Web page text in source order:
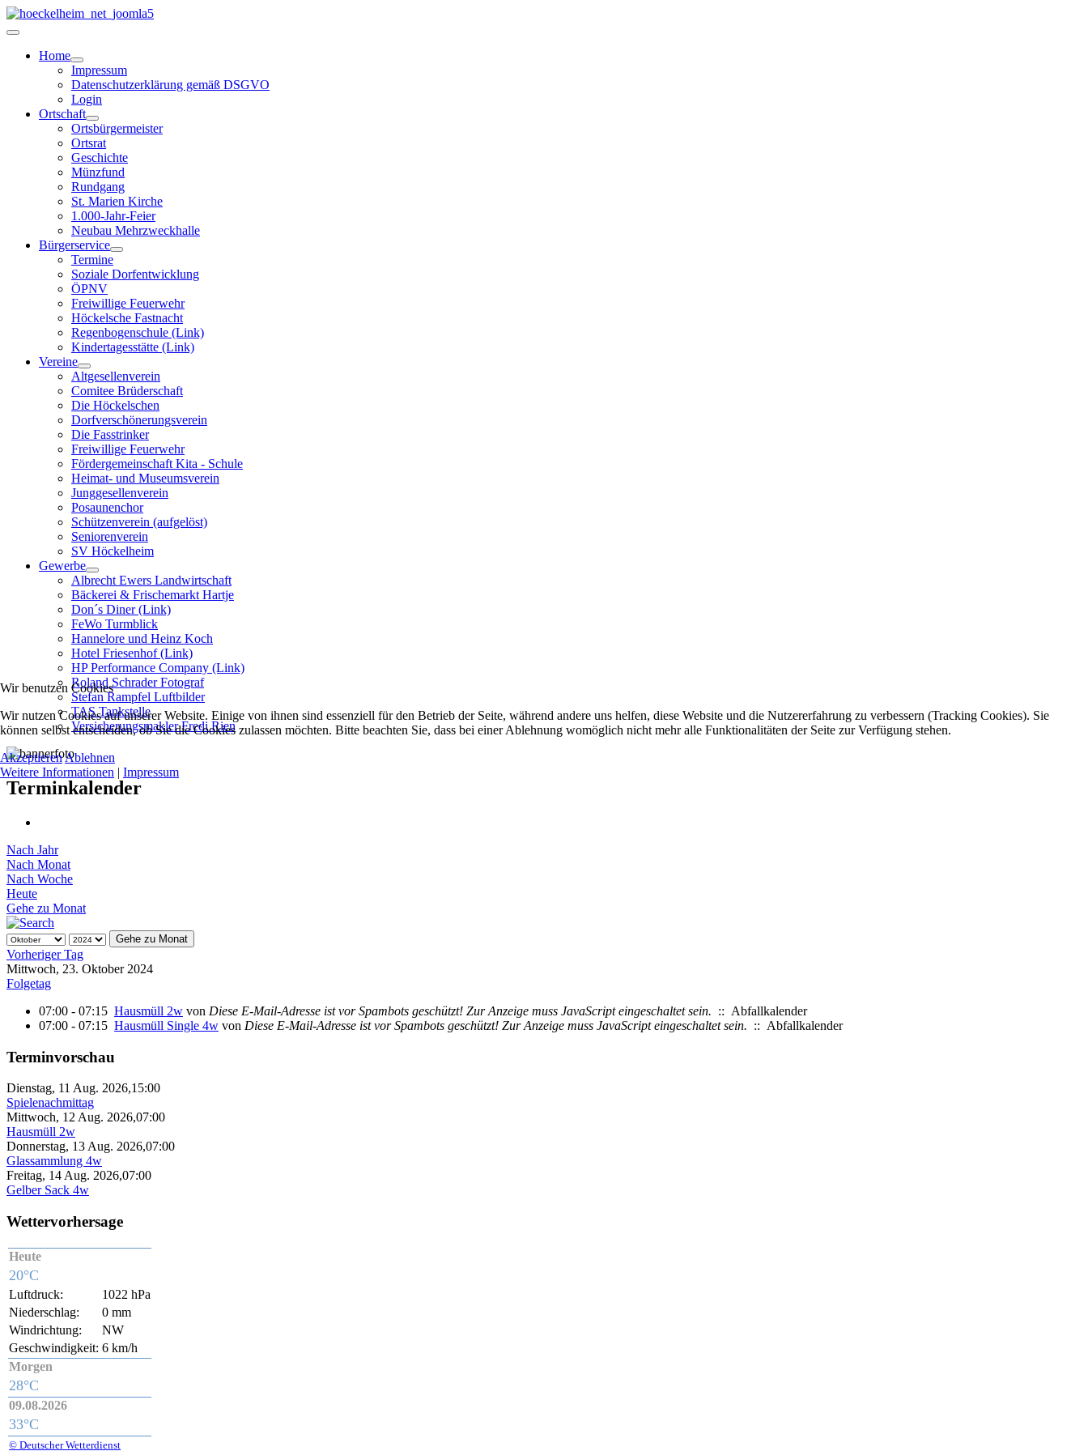
Home
Impressum
Datenschutzerklärung gemäß DSGVO
Login
Ortschaft
Ortsbürgermeister
Ortsrat
Geschichte
Münzfund
Rundgang
St. Marien Kirche
1.000-Jahr-Feier
Neubau Mehrzweckhalle
Bürgerservice
Termine
Soziale Dorfentwicklung
ÖPNV
Freiwillige Feuerwehr
Höckelsche Fastnacht
Regenbogenschule (Link)
Kindertagesstätte (Link)
Vereine
Altgesellenverein
Comitee Brüderschaft
Die Höckelschen
Dorfverschönerungsverein
Die Fasstrinker
Freiwillige Feuerwehr
Fördergemeinschaft Kita - Schule
Heimat- und Museumsverein
Junggesellenverein
Posaunenchor
Schützenverein (aufgelöst)
Seniorenverein
SV Höckelheim
Gewerbe
Albrecht Ewers Landwirtschaft
Bäckerei & Frischemarkt Hartje
Don´s Diner (Link)
FeWo Turmblick
Hannelore und Heinz Koch
Hotel Friesenhof (Link)
HP Performance Company (Link)
Roland Schrader Fotograf
Stefan Rampfel Luftbilder
TAS Tankstelle
Versicherungsmakler Fredi Rien
Terminkalender
Nach Jahr
Nach Monat
Nach Woche
Heute
Gehe zu Monat
Gehe zu Monat
Vorheriger Tag
Mittwoch, 23. Oktober 2024
Folgetag
07:00 - 07:15 Hausmüll 2w von Diese E-Mail-Adresse ist vor Spambots geschützt! Zur Anzeige muss JavaScript eingeschaltet sein. :: Abfallkalender
07:00 - 07:15 Hausmüll Single 4w von Diese E-Mail-Adresse ist vor Spambots geschützt! Zur Anzeige muss JavaScript eingeschaltet sein. :: Abfallkalender
Terminvorschau
Dienstag, 11 Aug. 2026,15:00
Spielenachmittag
Mittwoch, 12 Aug. 2026,07:00
Hausmüll 2w
Donnerstag, 13 Aug. 2026,07:00
Glassammlung 4w
Freitag, 14 Aug. 2026,07:00
Gelber Sack 4w
Wettervorhersage
Heute
20°C
Luftdruck:
1022 hPa
Niederschlag:
0 mm
Windrichtung:
NW
Geschwindigkeit: 6 km/h
Morgen
28°C
09.08.2026
33°C
© Deutscher Wetterdienst
Wir benutzen Cookies
Wir nutzen Cookies auf unserer Website. Einige von ihnen sind essenziell für den Betrieb der Seite, während andere uns helfen, diese Website und die Nutzererfahrung zu verbessern (Tracking Cookies). Sie
können selbst entscheiden, ob Sie die Cookies zulassen möchten. Bitte beachten Sie, dass bei einer Ablehnung womöglich nicht mehr alle Funktionalitäten der Seite zur Verfügung stehen.
Akzeptieren Ablehnen
Weitere Informationen | Impressum